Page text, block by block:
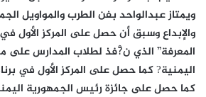
ويمتاز عبدالواحد بفن الطرب والمواويل
والإبداع وسبق أن حصل على المركز الأول
المعرفة” الذي ن?ْفذ لطلاب المدارس على
اليمنية? كما حصل على المركز الأول في